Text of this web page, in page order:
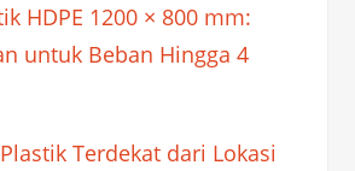
HDPE 1200 × 800 mm:
untuk Beban Hingga 4
Terdekat dari Lokasi